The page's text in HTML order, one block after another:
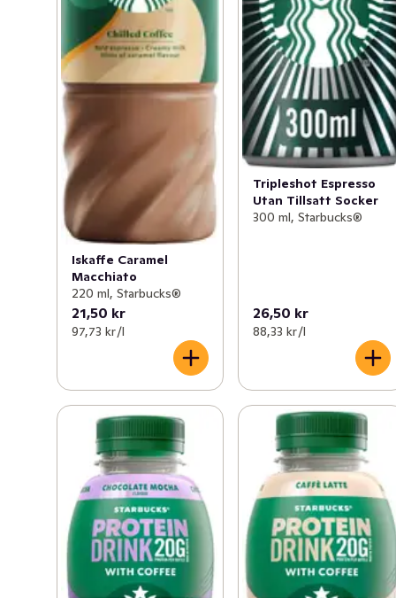
Iskaffe Caramel
Macchiato
220 ml, Starbucks®
21,50 kr
97,73 kr /l
Tripleshot Espresso
Utan Tillsatt Socker
300 ml, Starbucks®
26,50 kr
88,33 kr /l